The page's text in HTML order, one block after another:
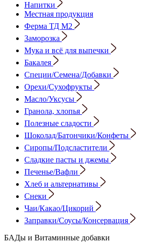
Напитки
Местная продукция
Ферма ТД М2
Заморозка
Мука и всё для выпечки
Бакалея
Специи/Семена/Добавки
Орехи/Сухофрукты
Масло/Уксусы
Гранола, хлопья
Полезные сладости
Шоколад/Батончики/Конфеты
Сиропы/Подсластители
Сладкие пасты и джемы
Печенье/Вафли
Хлеб и альтернативы
Снеки
Чаи/Какао/Цикорий
Заправки/Соусы/Консервация
БАДы и Витаминные добавки